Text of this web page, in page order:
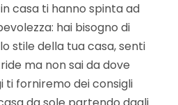
casa ti hanno spinta ad
hai bisogno di
stile della tua casa, senti
ma non sai da dove
ti forniremo dei consigli